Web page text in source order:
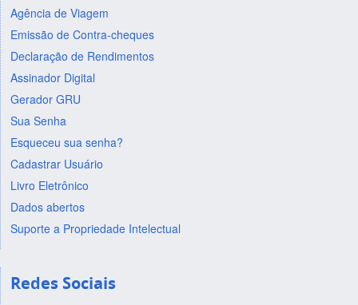
Agência de Viagem
Emissão de Contra-cheques
Declaração de Rendimentos
Assinador Digital
Gerador GRU
Sua Senha
Esqueceu sua senha?
Cadastrar Usuário
Livro Eletrônico
Dados abertos
Suporte a Propriedade Intelectual
Redes Sociais